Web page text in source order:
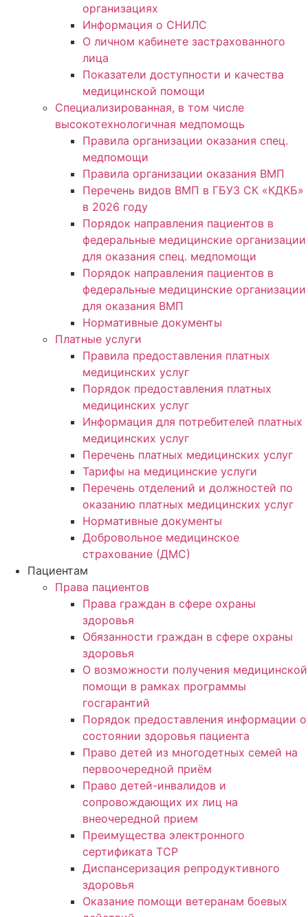
организациях
Информация о СНИЛС
О личном кабинете застрахованного
лица
Показатели доступности и качества
медицинской помощи
Специализированная, в том числе
высокотехнологичная медпомощь
Правила организации оказания спец.
медпомощи
Правила организации оказания ВМП
Перечень видов ВМП в ГБУЗ СК «КДКБ»
в 2026 году
Порядок направления пациентов в
федеральные медицинские организации
для оказания спец. медпомощи
Порядок направления пациентов в
федеральные медицинские организации
для оказания ВМП
Нормативные документы
Платные услуги
Правила предоставления платных
медицинских услуг
Порядок предоставления платных
медицинских услуг
Информация для потребителей платных
медицинских услуг
Перечень платных медицинских услуг
Тарифы на медицинские услуги
Перечень отделений и должностей по
оказанию платных медицинских услуг
Нормативные документы
Добровольное медицинское
страхование (ДМС)
Пациентам
Права пациентов
Права граждан в сфере охраны
здоровья
Обязанности граждан в сфере охраны
здоровья
О возможности получения медицинской
помощи в рамках программы
госгарантий
Порядок предоставления информации о
состоянии здоровья пациента
Право детей из многодетных семей на
первоочередной приём
Право детей-инвалидов и
сопровождающих их лиц на
внеочередной прием
Преимущества электронного
сертификата ТСР
Диспансеризация репродуктивного
здоровья
Оказание помощи ветеранам боевых